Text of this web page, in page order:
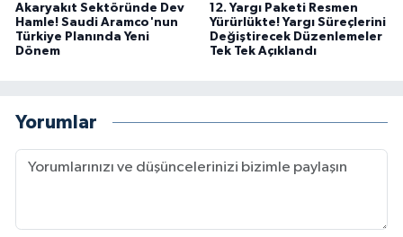
Akaryakıt Sektöründe Dev
Hamle! Saudi Aramco'nun
Türkiye Planında Yeni
Dönem
12. Yargı Paketi Resmen
Yürürlükte! Yargı Süreçlerini
Değiştirecek Düzenlemeler
Tek Tek Açıklandı
Yorumlar